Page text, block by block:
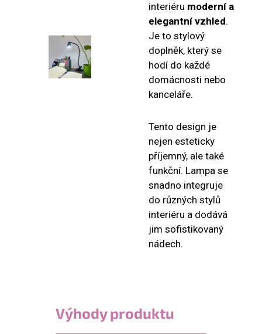
interiéru moderní a
elegantní vzhled.
Je to stylový
doplněk, který se
hodí do každé
domácnosti nebo
kanceláře.
Tento design je
nejen esteticky
příjemný, ale také
funkční. Lampa se
snadno integruje
do různých stylů
interiéru a dodává
jim sofistikovaný
nádech.
Výhody produktu